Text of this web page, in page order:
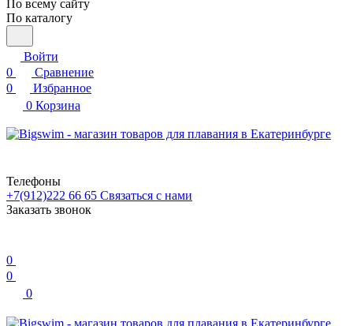
По всему сайту
По каталогу
Войти
0
Сравнение
0
Избранное
0 Корзина
Телефоны
+7(912)222 66 65 Связаться с нами
Заказать звонок
0
0
0